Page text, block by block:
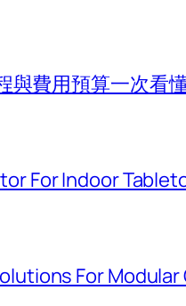
與費用預算一次看
For Indoor
For